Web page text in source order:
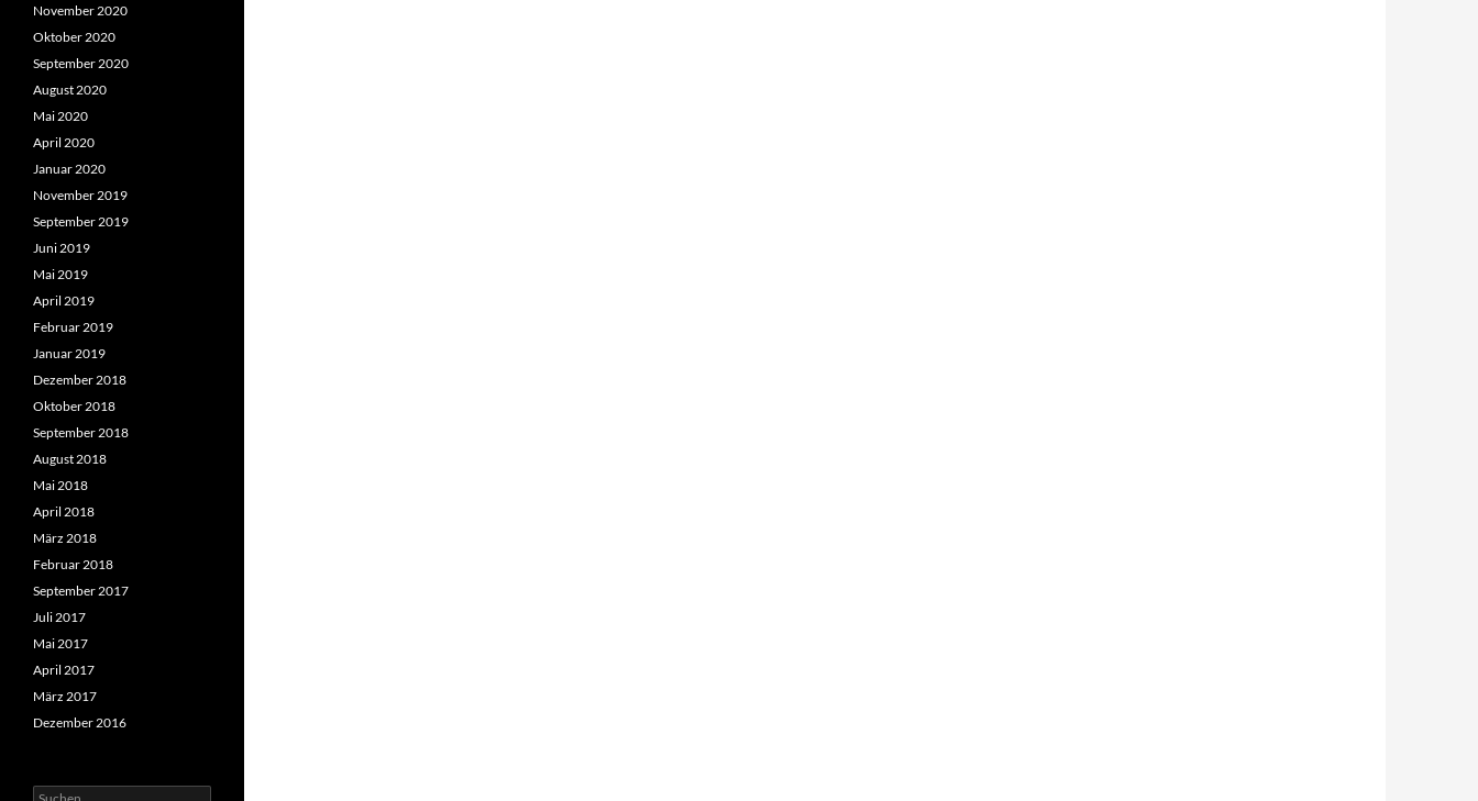
November 2020
Oktober 2020
September 2020
August 2020
Mai 2020
April 2020
Januar 2020
November 2019
September 2019
Juni 2019
Mai 2019
April 2019
Februar 2019
Januar 2019
Dezember 2018
Oktober 2018
September 2018
August 2018
Mai 2018
April 2018
März 2018
Februar 2018
September 2017
Juli 2017
Mai 2017
April 2017
März 2017
Dezember 2016
Suchen